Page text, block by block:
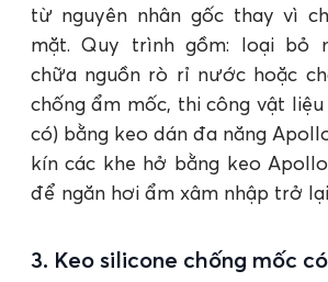
từ nguyên nhân gốc thay vì
mặt. Quy trình gồm: loại bỏ
chữa nguồn rò rỉ nước hoặc
chống ẩm mốc, thi công vật
có) bằng keo dán đa năng
kín các khe hở bằng keo
để ngăn hơi ẩm xâm nhập trở
3. Keo silicone chống mốc